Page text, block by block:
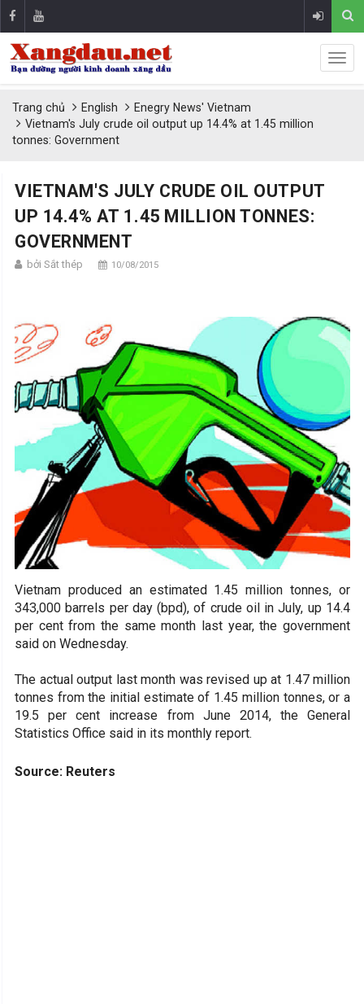
Trang chủ English
Enegry News' Vietnam
Vietnam's July crude oil output up 14.4% at 1.45 million
tonnes: Government
VIETNAM'S JULY CRUDE OIL OUTPUT
UP 14.4% AT 1.45 MILLION TONNES:
GOVERNMENT
bởi Sắt thép 10/08/2015
Vietnam produced an estimated 1.45 million tonnes, or
343,000 barrels per day (bpd), of crude oil in July, up 14.4
per cent from the same month last year, the government
said on Wednesday.
The actual output last month was revised up at 1.47 million
tonnes from the initial estimate of 1.45 million tonnes, or a
19.5 per cent increase from June 2014, the General
Statistics Office said in its monthly report.
Source: Reuters